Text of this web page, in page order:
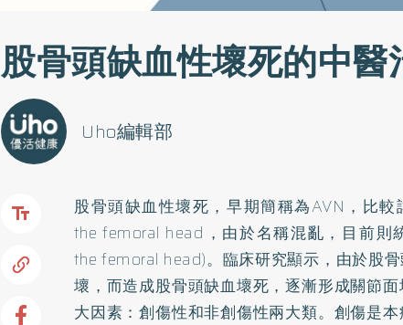
股骨頭缺血性壞死的中醫
Uho編輯部
股骨頭缺血性壞死，早期簡稱為AVN，比
the femoral head，由於名稱混亂，目前則
the femoral head)。臨床研究顯示，由於股
壞，而造成股骨頭缺血壞死，逐漸形成關節
大因素：創傷性和非創傷性兩大類。創傷是